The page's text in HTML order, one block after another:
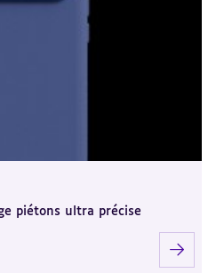
piétons ultra précise